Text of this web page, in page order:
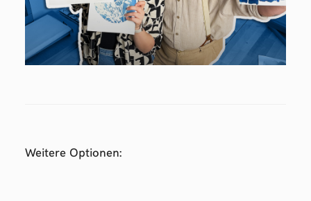
Weitere Optionen: